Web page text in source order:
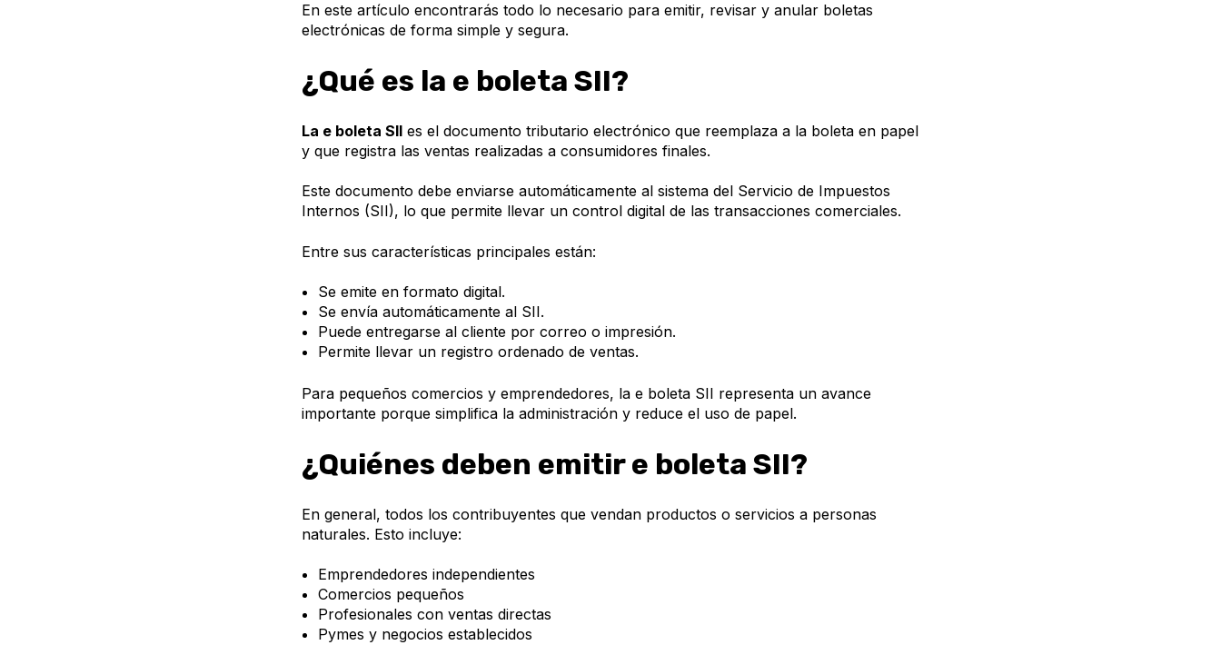
En este artículo encontrarás todo lo necesario para emitir, revisar y anular boletas
electrónicas de forma simple y segura.
¿Qué es la e boleta SII?
La e boleta SII es el documento tributario electrónico que reemplaza a la boleta en papel
y que registra las ventas realizadas a consumidores finales.
Este documento debe enviarse automáticamente al sistema del Servicio de Impuestos
Internos (SII), lo que permite llevar un control digital de las transacciones comerciales.
Entre sus características principales están:
Se emite en formato digital.
Se envía automáticamente al SII.
Puede entregarse al cliente por correo o impresión.
Permite llevar un registro ordenado de ventas.
Para pequeños comercios y emprendedores, la e boleta SII representa un avance
importante porque simplifica la administración y reduce el uso de papel.
¿Quiénes deben emitir e boleta SII?
En general, todos los contribuyentes que vendan productos o servicios a personas
naturales. Esto incluye:
Emprendedores independientes
Comercios pequeños
Profesionales con ventas directas
Pymes y negocios establecidos